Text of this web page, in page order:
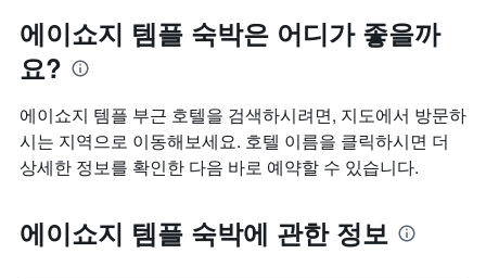
에이쇼지 템플 숙박은 어디가 좋을까
요?
에이쇼지 템플 부근 호텔을 검색하시려면, 지도에서 방문하
시는 지역으로 이동해보세요. 호텔 이름을 클릭하시면 더
상세한 정보를 확인한 다음 바로 예약할 수 있습니다.
에이쇼지 템플 숙박에 관한 정보